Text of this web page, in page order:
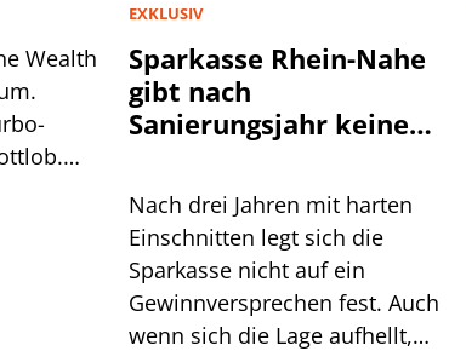
Wealth
EXKLUSIV
Sparkasse Rhein-Nahe
gibt nach
Sanierungsjahr keine
Nach drei Jahren mit harten
Einschnitten legt sich die
Sparkasse nicht auf ein
Gewinnversprechen fest. Auch
wenn sich die Lage aufhellt,